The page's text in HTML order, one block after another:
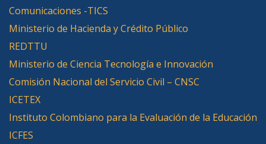
Comunicaciones -TICS
Ministerio de Hacienda y Crédito Público
REDTTU
Ministerio de Ciencia Tecnología e Innovación
Comisión Nacional del Servicio Civil – CNSC
ICETEX
Instituto Colombiano para la Evaluación de la Educación
ICFES